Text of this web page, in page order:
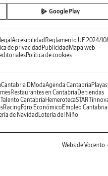
Google Play
AccesibilidadReglamento UE 2024/
de privacidadPublicidadMapa web
Política de cookies
Cantabria DModaAgenda CantabriaPlayas
Restaurantes en CantabriaDe tiendas
Talento CantabriaHemeroteca
RacingForo EconómicoEmpleo Cantabria
de NavidadLotería del Niño
Webs de Vocento